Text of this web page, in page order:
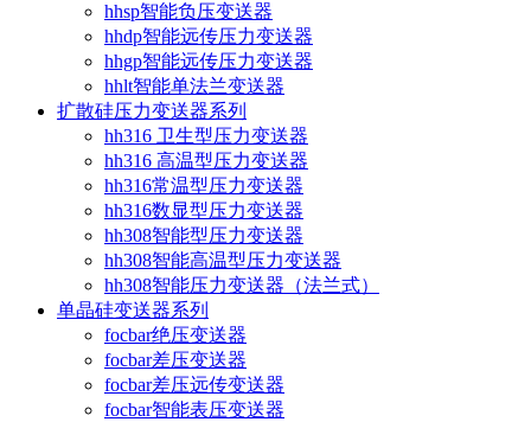
hhsp智能负压变送器
hhdp智能远传压力变送器
hhgp智能远传压力变送器
hhlt智能单法兰变送器
扩散硅压力变送器系列
hh316 卫生型压力变送器
hh316 高温型压力变送器
hh316常温型压力变送器
hh316数显型压力变送器
hh308智能型压力变送器
hh308智能高温型压力变送器
hh308智能压力变送器（法兰式）
单晶硅变送器系列
focbar绝压变送器
focbar差压变送器
focbar差压远传变送器
focbar智能表压变送器